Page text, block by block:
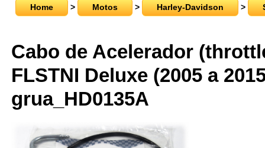
Home > Motos > Harley-Davidson >
Cabo de Acelerador
FLSTNI Deluxe (2005 a
grua_HD0135A